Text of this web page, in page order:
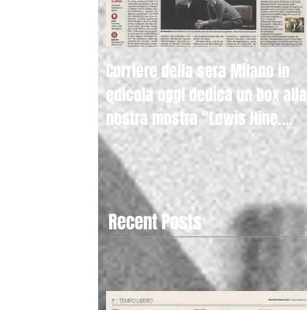
Corriere della sera Milano in
edicola oggi dedica un box alla
nostra mostra "Lewis Hine.
Americ
Recent Posts